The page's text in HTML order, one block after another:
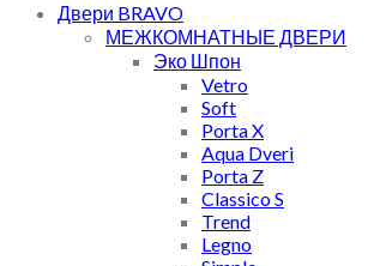
Двери BRAVO
МЕЖКОМНАТНЫЕ ДВЕРИ
Эко Шпон
Vetro
Soft
Porta X
Aqua Dveri
Porta Z
Classico S
Trend
Legno